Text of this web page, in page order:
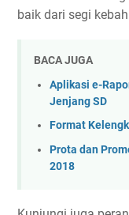
baik dari segi
BACA JUGA
Aplikasi e-
Jenjang SD
Format
Prota dan
2018